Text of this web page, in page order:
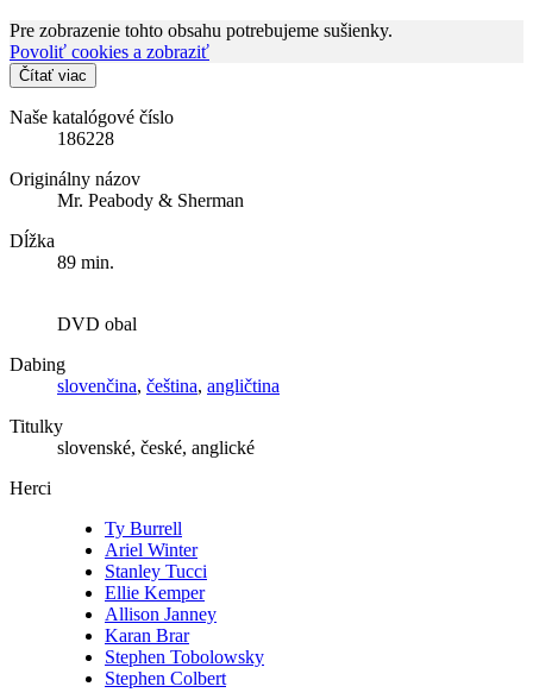
Pre zobrazenie tohto obsahu potrebujeme sušienky.
Povoliť cookies a zobraziť
Čítať viac
Naše katalógové číslo
186228
Originálny názov
Mr. Peabody & Sherman
Dĺžka
89 min.
DVD obal
Dabing
slovenčina, čeština, angličtina
Titulky
slovenské, české, anglické
Herci
Ty Burrell
Ariel Winter
Stanley Tucci
Ellie Kemper
Allison Janney
Karan Brar
Stephen Tobolowsky
Stephen Colbert